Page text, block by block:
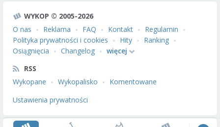
WYKOP © 2005-2026
O nas
Reklama FAQ Kontakt
Regulamin
Polityka prywatności i cookies
Hity
Ranking
Osiągnięcia
Changelog
więcej
RSS
Wykopane
Wykopalisko
Komentowane
Ustawienia prywatności